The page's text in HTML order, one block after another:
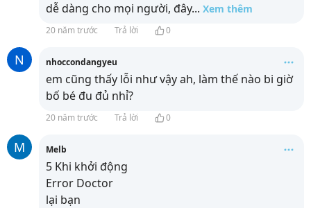
dễ dàng cho mọi người, đây... Xem thêm
20 năm trước Trả lời 0
N nhoccondangyeu
em cũng thấy lỗi như vậy ah, làm thế nào bi giờ
bố bé đu đủ nhỉ?
20 năm trước Trả lời 0
M Melb
5 Khi khởi động
Error Doctor
lại bạn